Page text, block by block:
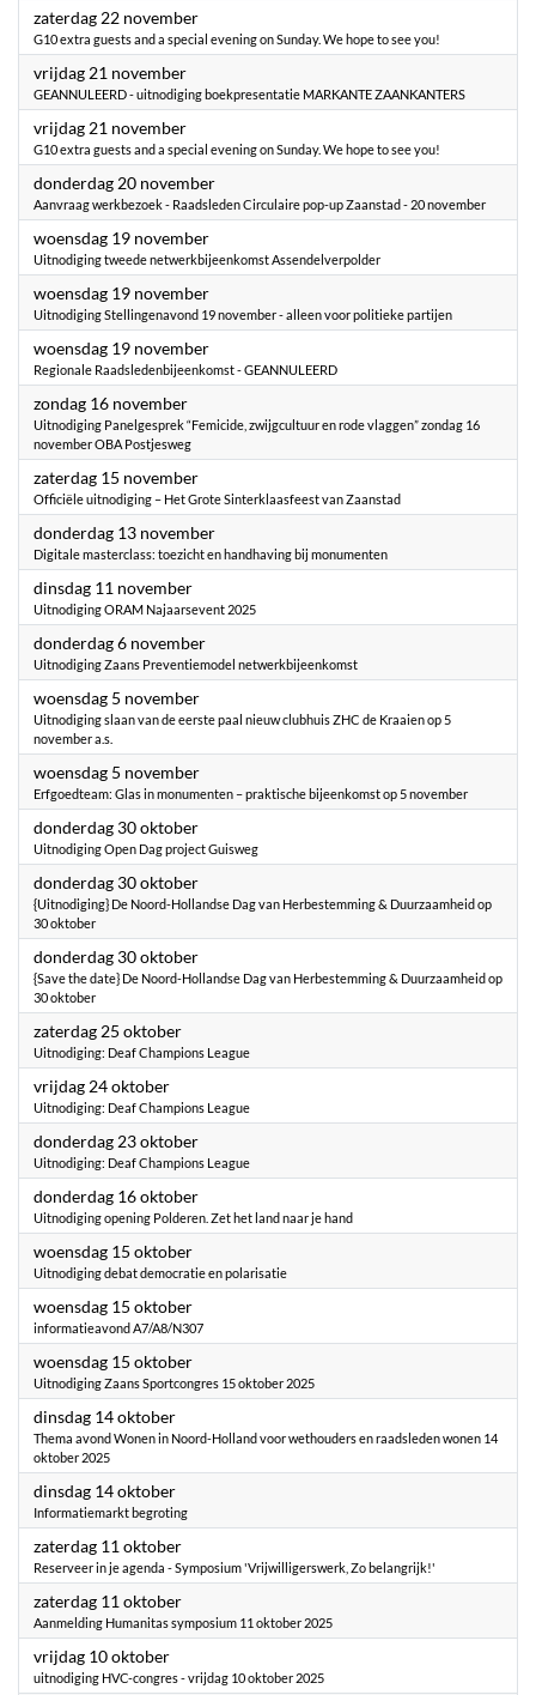
zaterdag 22 november2025
G10 extra guests and a special evening on Sunday. We hope to see you!
vrijdag 21 november2025
GEANNULEERD - uitnodiging boekpresentatie MARKANTE ZAANKANTERS
vrijdag 21 november2025
G10 extra guests and a special evening on Sunday. We hope to see you!
donderdag 20 november2025
Aanvraag werkbezoek - Raadsleden Circulaire pop-up Zaanstad - 20 november
woensdag 19 november2025
Uitnodiging tweede netwerkbijeenkomst Assendelverpolder
woensdag 19 november2025
Uitnodiging Stellingenavond 19 november - alleen voor politieke partijen
woensdag 19 november2025
Regionale Raadsledenbijeenkomst - GEANNULEERD
zondag 16 november2025
Uitnodiging ​Panelgesprek “Femicide, zwijgcultuur en rode vlaggen” zondag 16
november OBA Postjesweg
zaterdag 15 november2025
Officiële uitnodiging – Het Grote Sinterklaasfeest van Zaanstad
donderdag 13 november2025
Digitale masterclass: toezicht en handhaving bij monumenten
dinsdag 11 november2025
Uitnodiging ORAM Najaarsevent 2025
donderdag 6 november2025
Uitnodiging Zaans Preventiemodel netwerkbijeenkomst
woensdag 5 november2025
Uitnodiging slaan van de eerste paal nieuw clubhuis ZHC de Kraaien op 5
november a.s.
woensdag 5 november2025
Erfgoedteam: Glas in monumenten – praktische bijeenkomst op 5 november
donderdag 30 oktober2025
Uitnodiging Open Dag project Guisweg
donderdag 30 oktober2025
{Uitnodiging} De Noord-Hollandse Dag van Herbestemming & Duurzaamheid op
30 oktober
donderdag 30 oktober2025
{Save the date} De Noord-Hollandse Dag van Herbestemming & Duurzaamheid op
30 oktober
zaterdag 25 oktober2025
Uitnodiging: Deaf Champions League
vrijdag 24 oktober2025
Uitnodiging: Deaf Champions League
donderdag 23 oktober2025
Uitnodiging: Deaf Champions League
donderdag 16 oktober2025
Uitnodiging opening Polderen. Zet het land naar je hand
woensdag 15 oktober2025
Uitnodiging debat democratie en polarisatie
woensdag 15 oktober2025
informatieavond A7/A8/N307
woensdag 15 oktober2025
Uitnodiging Zaans Sportcongres 15 oktober 2025
dinsdag 14 oktober2025
Thema avond Wonen in Noord-Holland voor wethouders en raadsleden wonen 14
oktober 2025
dinsdag 14 oktober2025
Informatiemarkt begroting
zaterdag 11 oktober2025
Reserveer in je agenda - Symposium 'Vrijwilligerswerk, Zo belangrijk!'
zaterdag 11 oktober2025
Aanmelding Humanitas symposium 11 oktober 2025
vrijdag 10 oktober2025
uitnodiging HVC-congres - vrijdag 10 oktober 2025